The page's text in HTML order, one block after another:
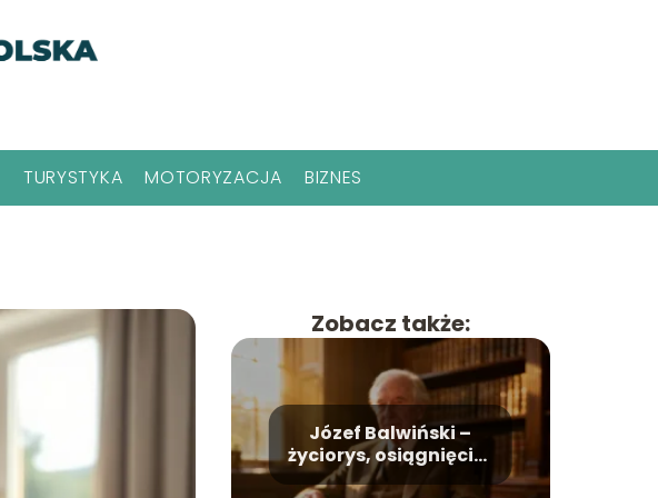
TURYSTYKA MOTORYZACJA BIZNES
Zobacz także:
Józef Balwiński –
życiorys, osiągnięcia,
życie prywatne